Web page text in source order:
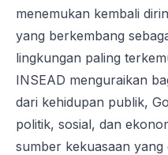
menemukan kembali
yang berkembang
lingkungan paling
INSEAD menguraikan
dari kehidupan publik,
politik, sosial, dan
sumber kekuasaan